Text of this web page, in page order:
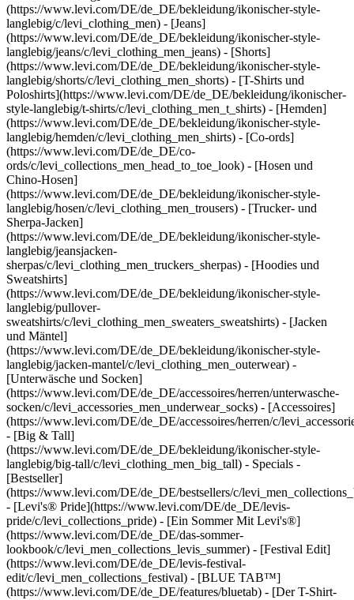
(https://www.levi.com/DE/de_DE/bekleidung/ikonischer-style-
langlebig/c/levi_clothing_men) - [Jeans]
(https://www.levi.com/DE/de_DE/bekleidung/ikonischer-style-
langlebig/jeans/c/levi_clothing_men_jeans) - [Shorts]
(https://www.levi.com/DE/de_DE/bekleidung/ikonischer-style-
langlebig/shorts/c/levi_clothing_men_shorts) - [T-Shirts und
Poloshirts](https://www.levi.com/DE/de_DE/bekleidung/ikonischer-
style-langlebig/t-shirts/c/levi_clothing_men_t_shirts) - [Hemden]
(https://www.levi.com/DE/de_DE/bekleidung/ikonischer-style-
langlebig/hemden/c/levi_clothing_men_shirts) - [Co-ords]
(https://www.levi.com/DE/de_DE/co-
ords/c/levi_collections_men_head_to_toe_look) - [Hosen und
Chino-Hosen]
(https://www.levi.com/DE/de_DE/bekleidung/ikonischer-style-
langlebig/hosen/c/levi_clothing_men_trousers) - [Trucker- und
Sherpa-Jacken]
(https://www.levi.com/DE/de_DE/bekleidung/ikonischer-style-
langlebig/jeansjacken-
sherpas/c/levi_clothing_men_truckers_sherpas) - [Hoodies und
Sweatshirts]
(https://www.levi.com/DE/de_DE/bekleidung/ikonischer-style-
langlebig/pullover-
sweatshirts/c/levi_clothing_men_sweaters_sweatshirts) - [Jacken
und Mäntel]
(https://www.levi.com/DE/de_DE/bekleidung/ikonischer-style-
langlebig/jacken-mantel/c/levi_clothing_men_outerwear) -
[Unterwäsche und Socken]
(https://www.levi.com/DE/de_DE/accessoires/herren/unterwasche-
socken/c/levi_accessories_men_underwear_socks) - [Accessoires]
(https://www.levi.com/DE/de_DE/accessoires/herren/c/
- [Big & Tall]
(https://www.levi.com/DE/de_DE/bekleidung/ikonischer-style-
langlebig/big-tall/c/levi_clothing_men_big_tall) - Specials -
[Bestseller]
(https://www.levi.com/DE/de_DE/bestsellers/c/
- [Levi's® Pride](https://www.levi.com/DE/de_DE/levis-
pride/c/levi_collections_pride) - [Ein Sommer Mit Levi's®]
(https://www.levi.com/DE/de_DE/das-sommer-
lookbook/c/levi_men_collections_levis_summer) - [Festival Edit]
(https://www.levi.com/DE/de_DE/levis-festival-
edit/c/levi_men_collections_festival) - [BLUE TAB™]
(https://www.levi.com/DE/de_DE/features/bluetab) - [Der T-Shirt-